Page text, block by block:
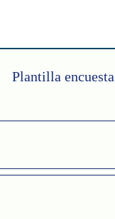
Plantilla encuesta